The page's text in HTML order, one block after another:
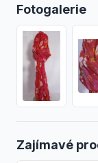
Fotogalerie
Zajímavé